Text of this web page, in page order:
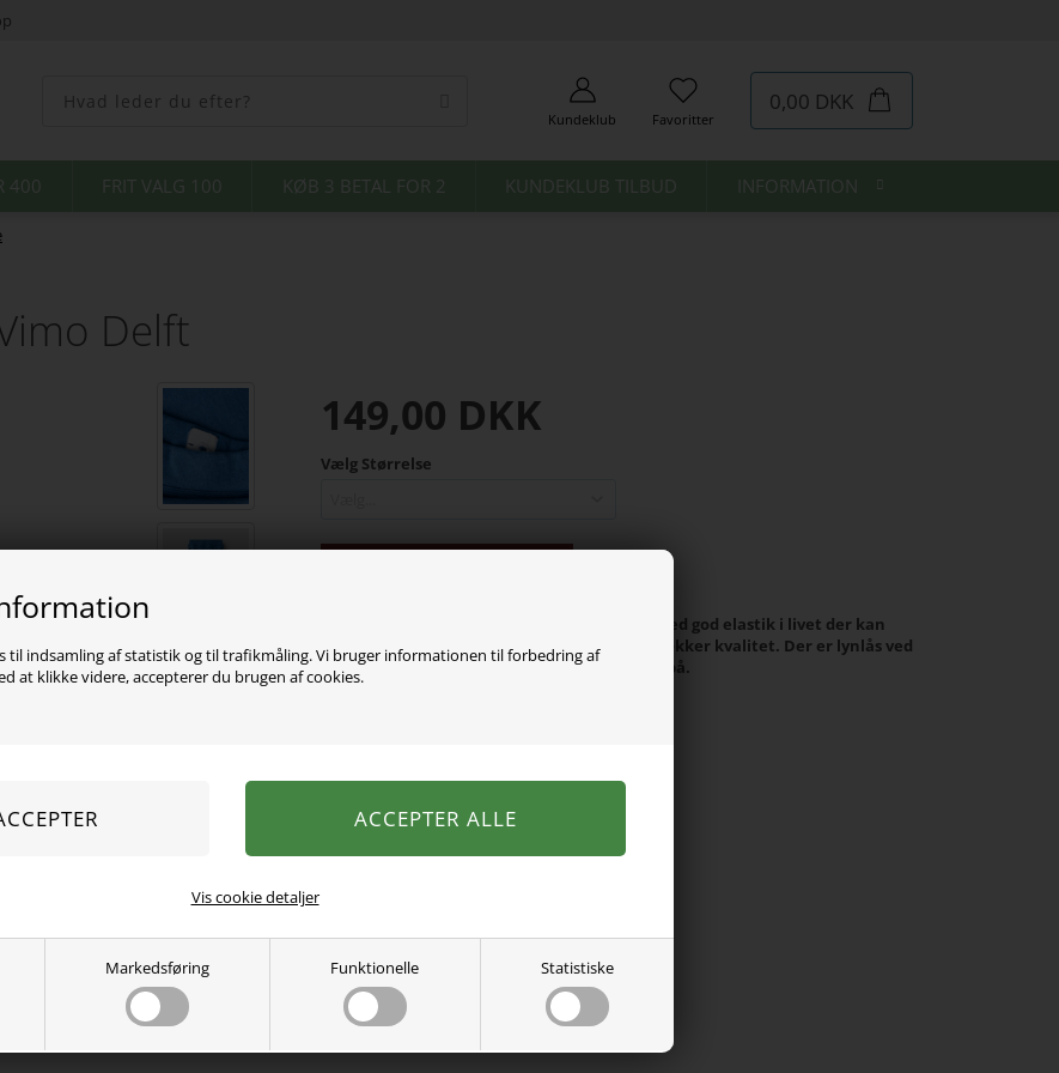
til indsamling af statistik og til trafikmåling. Vi bruger informationen til forbedring af
at klikke videre, accepterer du brugen af cookies.
Markedsføring Funktionelle Statistiske
Vis cookie detaljer
Kundeklub Favoritter
0,00 DKK
400 FRIT VALG 100 KØB 3 BETAL FOR 2 KUNDEKLUB TILBUD INFORMATION
Delft
149,00 DKK
Vælg Størrelse
Mega lækre sweatpants fra Name It. De er med god elastik i livet der kan
justeres indvendigt, og er lavet i en blød og lækker kvalitet. Der er lynlås ved
lommerne foran, samt en enkelt lomme bagpå.